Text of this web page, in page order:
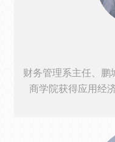
营企业发展，与深
财务管理系主任、鹏城孔
商学院获得应用经
行分析师，在新股